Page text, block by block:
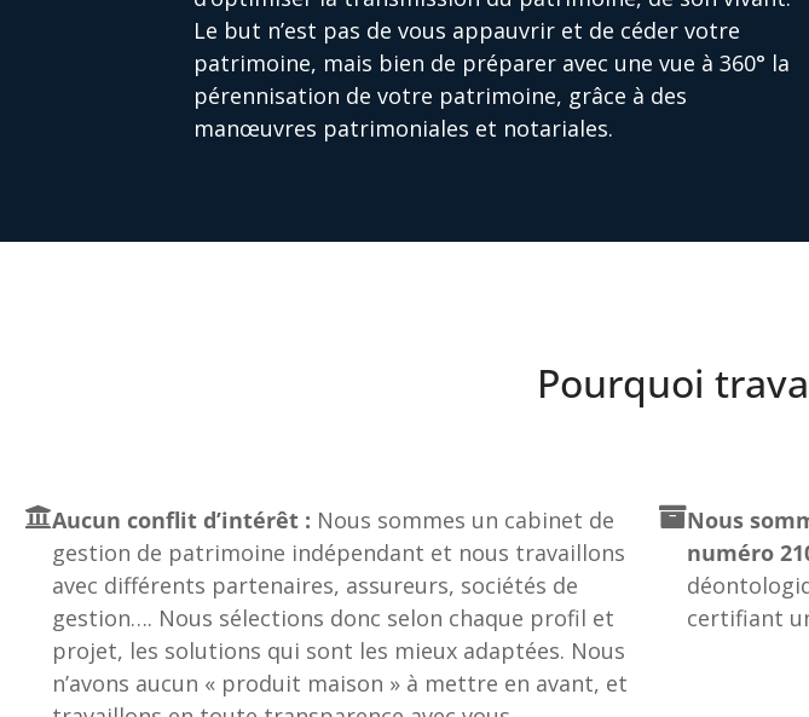
Le but n’est pas de vous appauvrir et de céder votre
patrimoine, mais bien de préparer avec une vue à 360° la
pérennisation de votre patrimoine, grâce à des
manœuvres patrimoniales et notariales.
Pourquoi
Aucun conflit d’intérêt : Nous sommes un cabinet de
gestion de patrimoine indépendant et nous travaillons
avec différents partenaires, assureurs, sociétés de
gestion…. Nous sélections donc selon chaque profil et
projet, les solutions qui sont les mieux adaptées. Nous
n’avons aucun « produit maison » à mettre en avant, et
Nous
numéro
certifiant